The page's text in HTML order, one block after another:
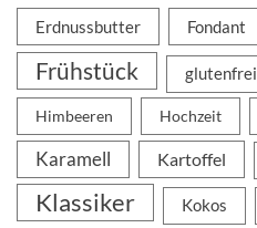
Erdnussbutter Fondant
Frühstück glutenfrei
Himbeeren Hochzeit
Karamell Kartoffel
Klassiker Kokos